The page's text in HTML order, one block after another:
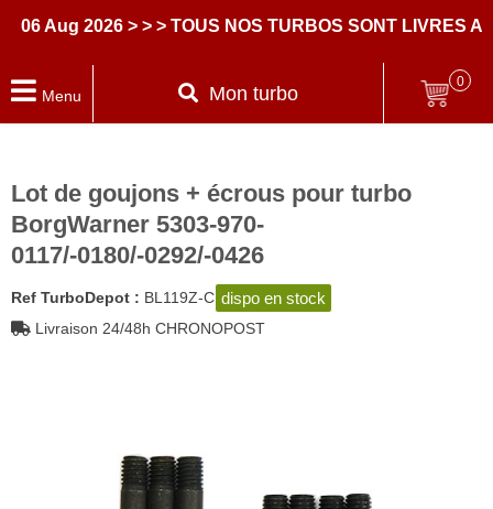
Aug 2026 > > > TOUS NOS TURBOS SONT LIVRES
Menu Mon turbo
0
Lot de goujons + écrous pour turbo
BorgWarner 5303-970-
0117/-0180/-0292/-0426
Ref TurboDepot : BL119Z-C dispo en stock
Livraison 24/48h CHRONOPOST